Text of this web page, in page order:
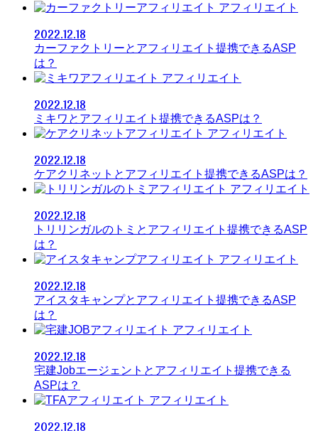
アフィリエイト
2022.12.18
カーファクトリーとアフィリエイト提携できるASP
は？
アフィリエイト
2022.12.18
ミキワとアフィリエイト提携できるASPは？
アフィリエイト
2022.12.18
ケアクリネットとアフィリエイト提携できるASPは？
アフィリエイト
2022.12.18
トリリンガルのトミとアフィリエイト提携できるASP
は？
アフィリエイト
2022.12.18
アイスタキャンプとアフィリエイト提携できるASP
は？
アフィリエイト
2022.12.18
宅建Jobエージェントとアフィリエイト提携できる
ASPは？
アフィリエイト
2022.12.18